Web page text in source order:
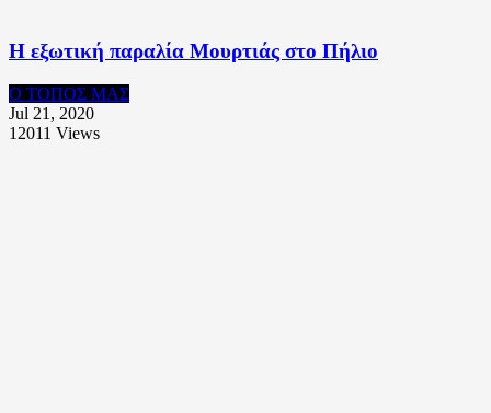
Η εξωτική παραλία Μουρτιάς στο Πήλιο
Ο ΤΟΠΟΣ ΜΑΣ
Jul 21, 2020
12011 Views